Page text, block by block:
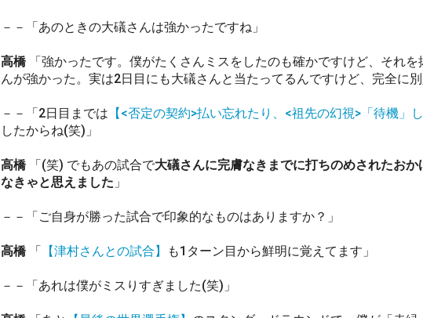
－－「あのときの大礒さんは強かったですね」
高橋「強かったです。僕がたくさんミスをしたのも確かですけど、それを
んが強かった。実は2日目にも大礒さんと当たってるんですけど、完全に別
－－「2日目までは 【<否定の契約>払い忘れたり、<祖先の幻視>「待機」し
したからね(笑)」
高橋「(笑) でもあの試合で大礒さんに完膚なきまでに打ちのめされたおか
なきゃと思えました 」
－－「ご自身が勝った試合で印象的なものはありますか？」
高橋「 【津村さんとの試合】 も1ターン目から鮮明に覚えてます」
－－「あれは僕がミスりすぎました(笑)」